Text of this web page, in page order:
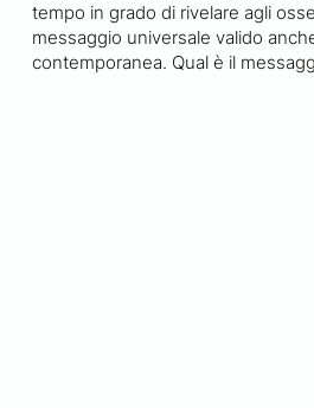
tempo in grado di rivelare agli
messaggio universale valido
contemporanea. Qual è il